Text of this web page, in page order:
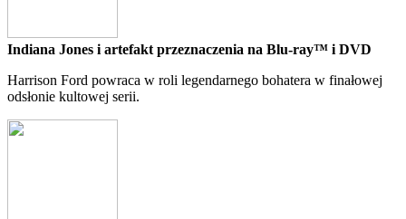
Indiana Jones i artefakt przeznaczenia na Blu-ray™ i DVD
Harrison Ford powraca w roli legendarnego bohatera w finałowej
odsłonie kultowej serii.